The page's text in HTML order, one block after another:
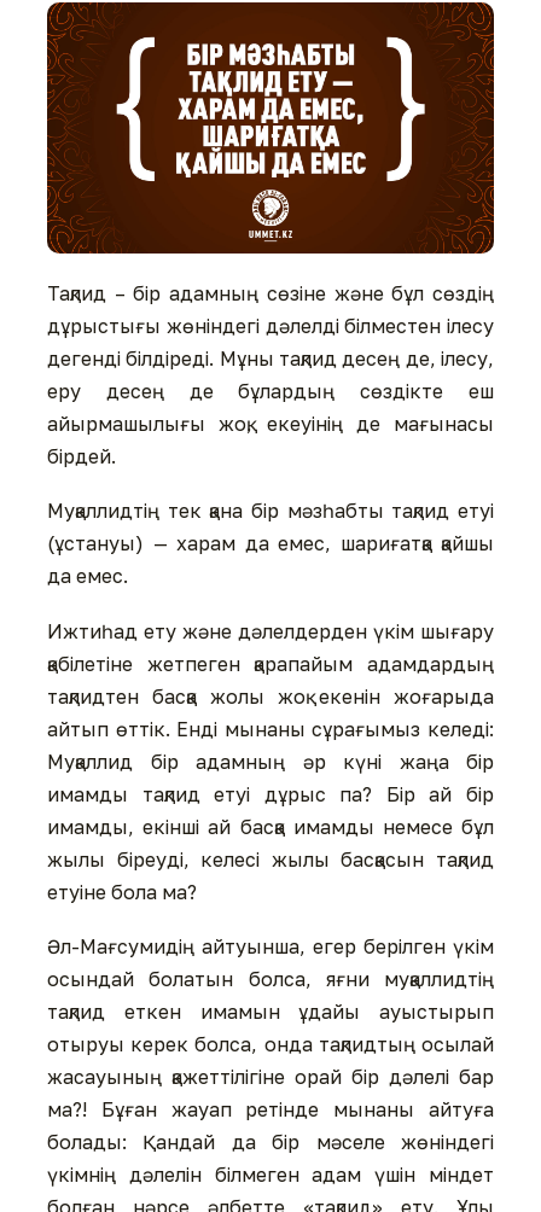
Тақлид – бір адамның сөзіне және бұл сөздің
дұрыстығы жөніндегі дәлелді білместен ілесу
дегенді білдіреді. Мұны тақлид десең де, ілесу,
еру десең де бұлардың сөздікте еш
айырмашылығы жоқ, екеуінің де мағынасы
бірдей.
Муқаллидтің тек қана бір мәзһабты тақлид етуі
(ұстануы) — харам да емес, шариғатқа қайшы
да емес.
Ижтиһад ету және дәлелдерден үкім шығару
қабілетіне жетпеген қарапайым адамдардың
тақлидтен басқа жолы жоқ екенін жоғарыда
айтып өттік. Енді мынаны сұрағымыз келеді:
Муқаллид бір адамның әр күні жаңа бір
имамды тақлид етуі дұрыс па? Бір ай бір
имамды, екінші ай басқа имамды немесе бұл
жылы біреуді, келесі жылы басқасын тақлид
етуіне бола ма?
Әл-Мағсумидің айтуынша, егер берілген үкім
осындай болатын болса, яғни муқаллидтің
тақлид еткен имамын ұдайы ауыстырып
отыруы керек болса, онда тақлидтың осылай
жасауының қажеттілігіне орай бір дәлелі бар
ма?! Бұған жауап ретінде мынаны айтуға
болады: Қандай да бір мәселе жөніндегі
үкімнің дәлелін білмеген адам үшін міндет